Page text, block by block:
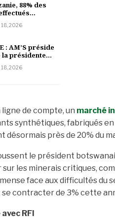
88% des
18, 2026
: AM’S préside
la présidente…
18, 2026
de compte, un marché
synthétiques, fabriqués
près de 20% du
le président
les minerais critiques,
face aux difficultés du
se contracter de 3% cette
RFI